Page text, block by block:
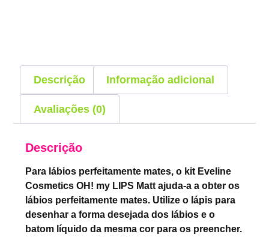
Descrição Informação adicional
Avaliações (0)
Descrição
Para lábios perfeitamente mates, o kit Eveline
Cosmetics OH! my LIPS Matt ajuda-a a obter os
lábios perfeitamente mates. Utilize o lápis para
desenhar a forma desejada dos lábios e o
batom líquido da mesma cor para os preencher.